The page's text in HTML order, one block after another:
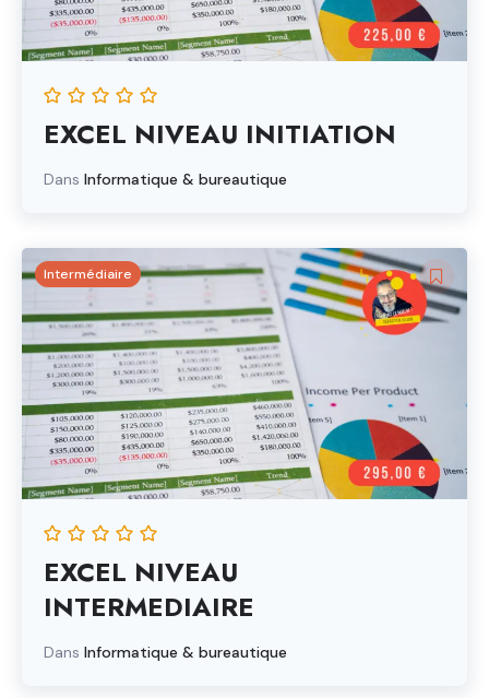
EXCEL NIVEAU INITIATION
Dans Informatique & bureautique
Intermédiaire
EXCEL NIVEAU
INTERMEDIAIRE
Dans Informatique & bureautique